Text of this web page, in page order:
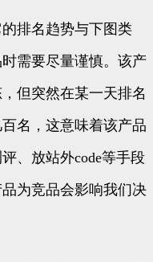
排名趋势与下图类
需要尽量谨慎。该产
但突然在某一天排名
名，这意味着该产品
、放站外code等手段
为竞品会影响我们决